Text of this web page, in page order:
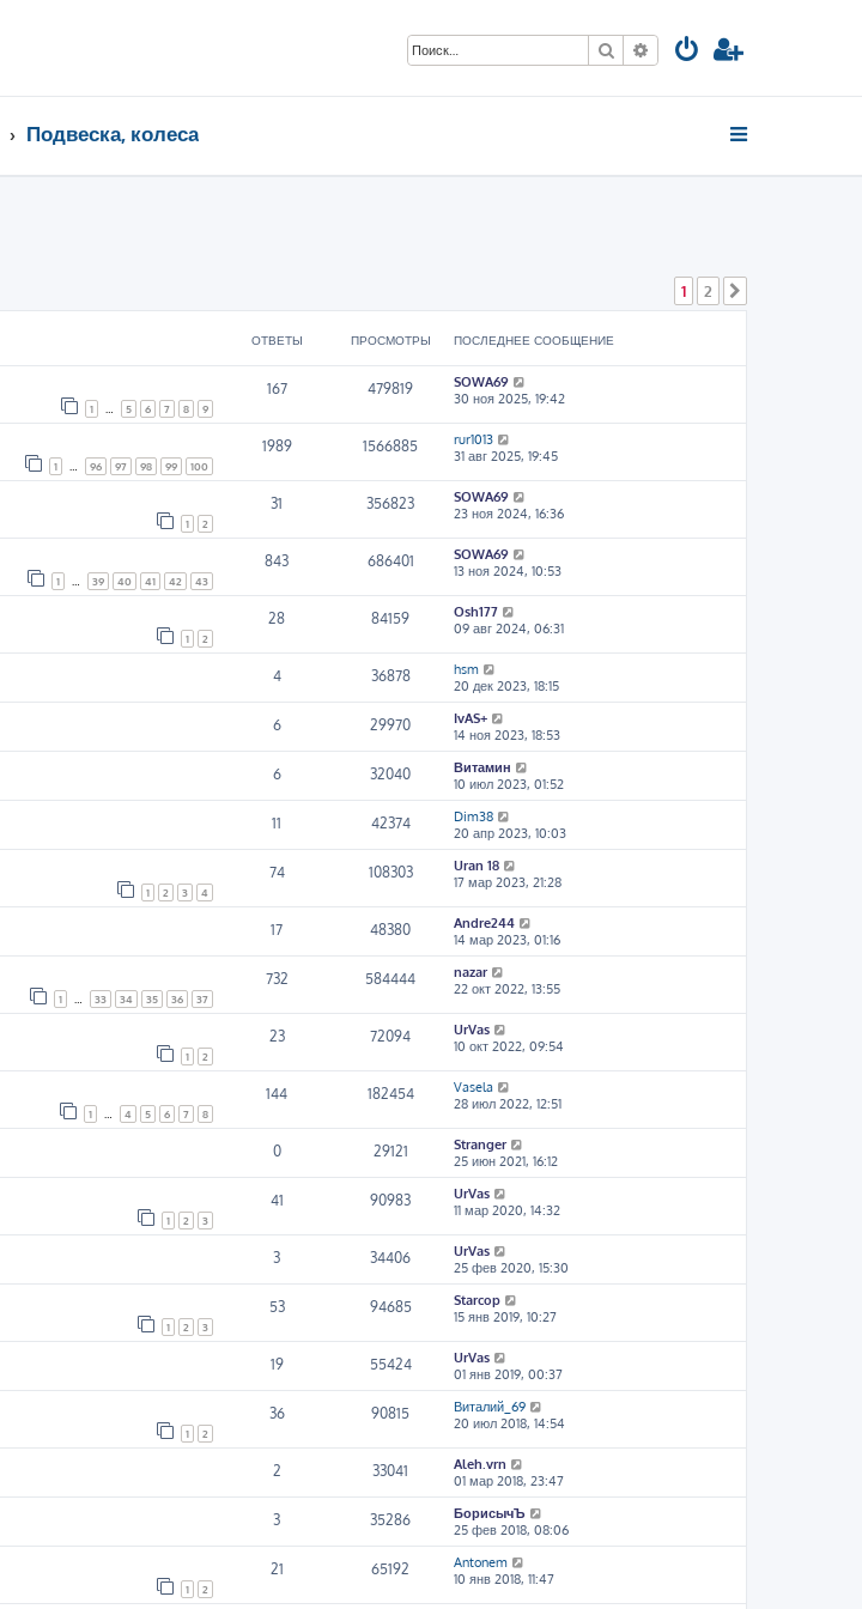
Поиск Расширенный поиск
Подвеска, колеса
1 2
ОТВЕТЫ ПРОСМОТРЫ ПОСЛЕДНЕЕ СООБЩЕНИЕ
1 5 6 7 8 9
167 479819
SOWA69
30 ноя 2025, 19:42
1 96 97 98 99 100
1989 1566885
rur1013
31 авг 2025, 19:45
1 2
31 356823
SOWA69
23 ноя 2024, 16:36
1 39 40 41 42 43
843 686401
SOWA69
13 ноя 2024, 10:53
1 2
28 84159
Osh177
09 авг 2024, 06:31
4 36878
hsm
20 дек 2023, 18:15
6 29970
IvAS+
14 ноя 2023, 18:53
6 32040
Витамин
10 июл 2023, 01:52
11 42374
Dim38
20 апр 2023, 10:03
1 2 3 4
74 108303
Uran 18
17 мар 2023, 21:28
17 48380
Andre244
14 мар 2023, 01:16
1 33 34 35 36 37
732 584444
nazar
22 окт 2022, 13:55
1 2
23 72094
UrVas
10 окт 2022, 09:54
1 4 5 6 7 8
144 182454
Vasela
28 июл 2022, 12:51
0 29121
Stranger
25 июн 2021, 16:12
1 2 3
41 90983
UrVas
11 мар 2020, 14:32
3 34406
UrVas
25 фев 2020, 15:30
1 2 3
53 94685
Starcop
15 янв 2019, 10:27
19 55424
UrVas
01 янв 2019, 00:37
1 2
36 90815
Виталий_69
20 июл 2018, 14:54
2 33041
Aleh.vrn
01 мар 2018, 23:47
3 35286
БорисычЪ
25 фев 2018, 08:06
1 2
21 65192
Antonem
10 янв 2018, 11:47